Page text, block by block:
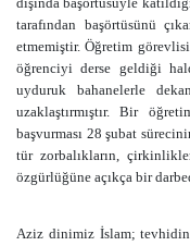
tarafından başörtüsünü
etmemiştir. Öğretim
öğrenciyi derse geldiği
uyduruk bahanelerle
uzaklaştırmıştır. Bir
başvurması 28 şubat
tür zorbalıkların,
özgürlüğüne açıkça bir
Aziz dinimiz İslam; tevhidin